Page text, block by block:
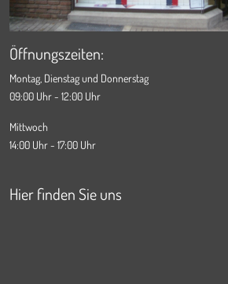
Öffnungszeiten:
Montag, Dienstag und Donnerstag
09:00 Uhr - 12:00 Uhr
Mittwoch
14:00 Uhr - 17:00 Uhr
Hier finden Sie uns